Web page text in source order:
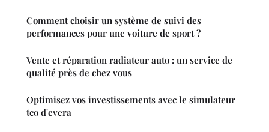
Comment choisir un système de suivi des
performances pour une voiture de sport ?
Vente et réparation radiateur auto : un service de
qualité près de chez vous
Optimisez vos investissements avec le simulateur
tco d'evera